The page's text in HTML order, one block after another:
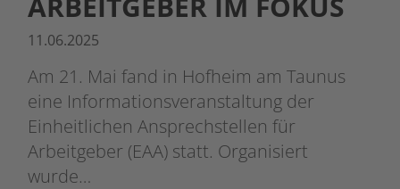
11.06.2025
Am 21. Mai fand in Hofheim am Taunus
eine Informationsveranstaltung der
Einheitlichen Ansprechstellen für
Arbeitgeber (EAA) statt. Organisiert
wurde…